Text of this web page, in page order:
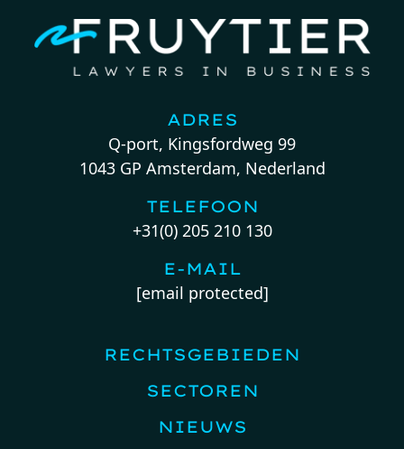
ADRES
Q-port, Kingsfordweg 99
1043 GP Amsterdam, Nederland
TELEFOON
+31(0) 205 210 130
E-MAIL
[email protected]
RECHTSGEBIEDEN
SECTOREN
NIEUWS